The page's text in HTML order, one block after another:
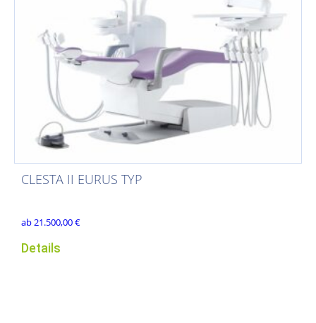
CLESTA II EURUS TYP
ab21.500,00€
Details